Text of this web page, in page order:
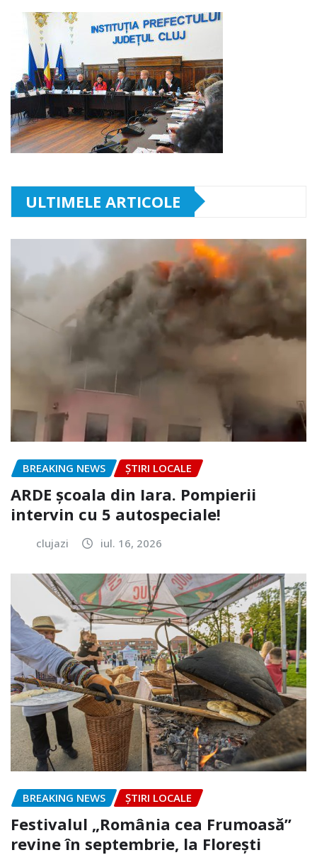
ULTIMELE ARTICOLE
BREAKING NEWS ȘTIRI LOCALE
ARDE școala din Iara. Pompierii
intervin cu 5 autospeciale!
clujazi iul. 16, 2026
BREAKING NEWS ȘTIRI LOCALE
Festivalul „România cea Frumoasă”
revine în septembrie, la Florești